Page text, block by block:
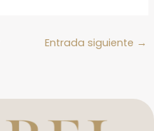
Entrada siguiente →